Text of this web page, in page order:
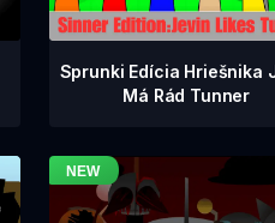
Sprunki Edícia Hriešnika
Má Rád Tunner